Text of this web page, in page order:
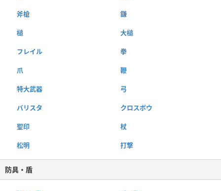
斧槍 鎌
槌 大槌
フレイル 拳
爪 鞭
特大武器 弓
バリスタ クロスボウ
聖印 杖
松明 打撃
防具・盾